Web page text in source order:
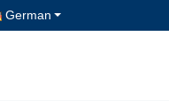
German